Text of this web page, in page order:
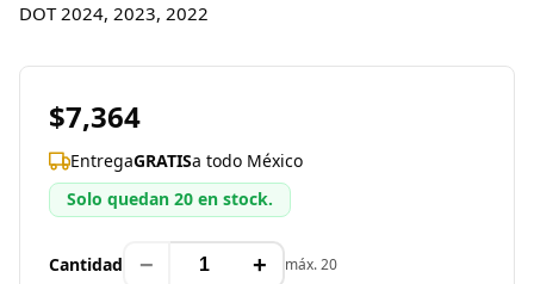
DOT 2024, 2023, 2022
$7,364
EntregaGRATISa todo México
Solo quedan 20 en stock.
Cantidad − + máx. 20